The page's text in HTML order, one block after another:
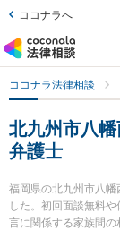
ココナラへ
ココナラ法律相談
北九州市八
弁護士
福岡県の北九州市八
した。初回面談無料
言に関係する家族間